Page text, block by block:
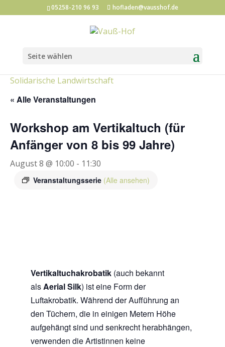
05258-210 96 93 hofladen@vausshof.de
Seite wählen
Solidarische Landwirtschaft
« Alle Veranstaltungen
Workshop am Vertikaltuch (für
Anfänger von 8 bis 99 Jahre)
August 8 @ 10:00 - 11:30
Veranstaltungsserie (Alle ansehen)
Vertikaltuchakrobatik(auch bekannt
alsAerial Silk) ist eine Form der
Luftakrobatik. Während der Aufführung an
den Tüchern, die in einigen Metern Höhe
aufgehängt sind und senkrecht herabhängen,
verwenden die Artistinnen keine